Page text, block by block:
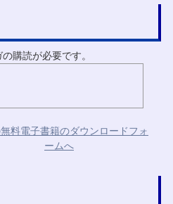
購読が必要です。